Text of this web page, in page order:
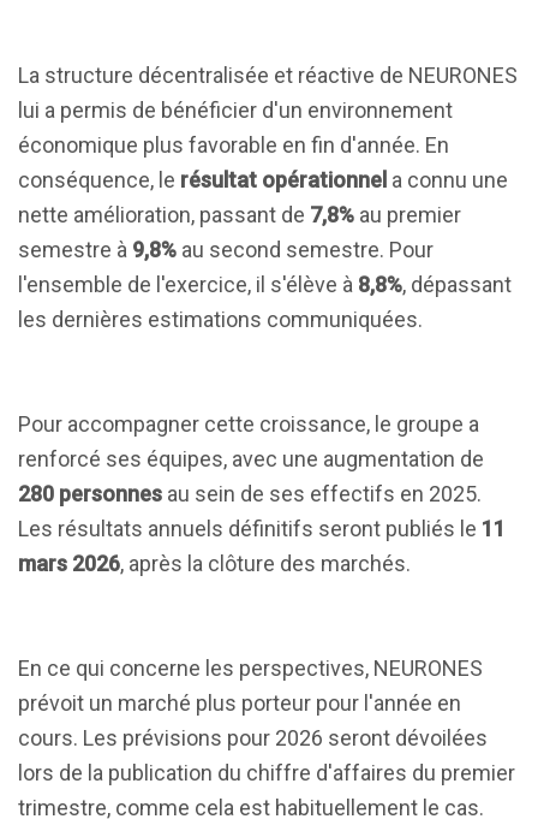
La structure décentralisée et réactive de NEURONES
lui a permis de bénéficier d'un environnement
économique plus favorable en fin d'année. En
conséquence, le résultat opérationnel a connu une
nette amélioration, passant de 7,8% au premier
semestre à 9,8% au second semestre. Pour
l'ensemble de l'exercice, il s'élève à 8,8%, dépassant
les dernières estimations communiquées.
Pour accompagner cette croissance, le groupe a
renforcé ses équipes, avec une augmentation de
280 personnes au sein de ses effectifs en 2025.
Les résultats annuels définitifs seront publiés le 11
mars 2026, après la clôture des marchés.
En ce qui concerne les perspectives, NEURONES
prévoit un marché plus porteur pour l'année en
cours. Les prévisions pour 2026 seront dévoilées
lors de la publication du chiffre d'affaires du premier
trimestre, comme cela est habituellement le cas.